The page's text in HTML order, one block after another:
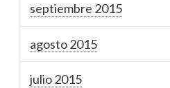
septiembre 2015
agosto 2015
julio 2015